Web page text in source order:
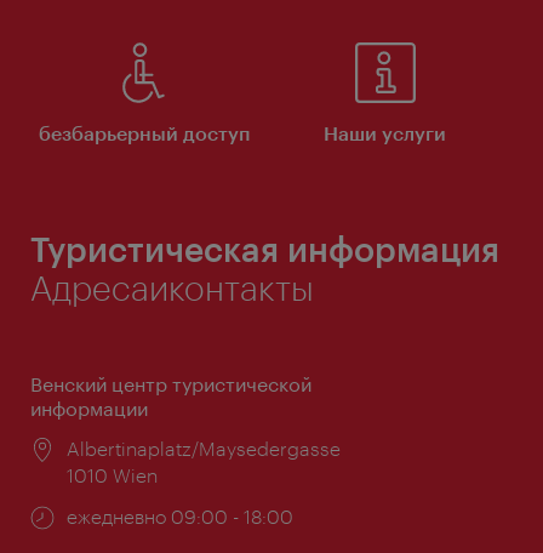
безбарьерный доступ Наши услуги
Туристическая информация
Адресаиконтакты
Венский центр туристической
информации
Расположение:
Albertinaplatz/Maysedergasse
1010 Wien
Часы
ежедневно 09:00 - 18:00